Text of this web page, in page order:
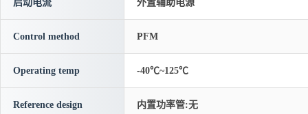
启动电流 外置辅助电源
Control method PFM
Operating temp -40℃~125℃
Reference design 内置功率管:无